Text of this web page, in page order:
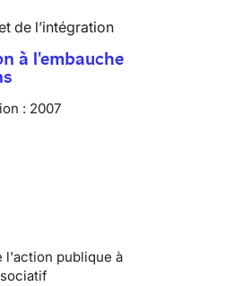
de l’intégration
à l'embauche
: 2007
l'action publique à